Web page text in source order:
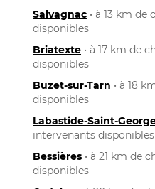
Salvagnac • à 13 km de
disponibles
Briatexte • à 17 km de
disponibles
Buzet-sur-Tarn • à 18
disponibles
Labastide-Saint-
intervenants disponibles
Bessières • à 21 km de
disponibles